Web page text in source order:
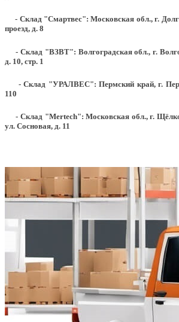
- Склад "Смартвес":Московская обл., г.
проезд, д. 8
- Склад "ВЗВТ": Волгоградская обл., г.
д. 10, стр. 1
- Склад "УРАЛВЕС": Пермский край, г.
110
- Склад "Mertech": Московская обл., г.
ул. Сосновая, д. 11